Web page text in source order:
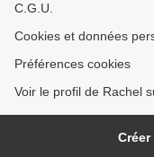
C.G.U.
Cookies et données
Préférences cookies
Voir le profil de Rachel